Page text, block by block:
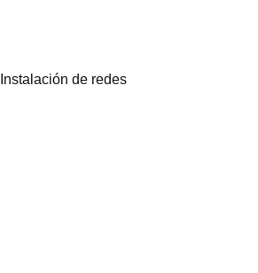
Instalación de redes